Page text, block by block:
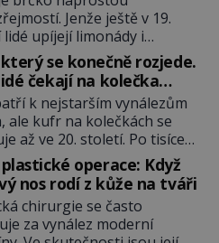
Jenže ještě v 19.
upíjejí limonády i
dutými stébly žita nebo
Fungují sice dobře,
jednu nepříjemnou
po chvíli se rozmáčejí a
travnatou příchuť.
drobná nepříjemnost
amerického výrobce
náustků k nápadu,
způsob pití po celém
se konečně rozjede.
čekají na kolečka
pět tisíc let?
k nejstarším vynálezům
ale kufr na kolečkách se
až ve 20. století. Po tisíce
vláčejí těžká zavazadla v
na zádech nebo je nakládají
Stačí přitom jediný
připevnit ke kufru kolečka.
ten nikdo dlouho
operace: Když
nos rodí z kůže na tváři
chirurgie se často
za vynález moderní